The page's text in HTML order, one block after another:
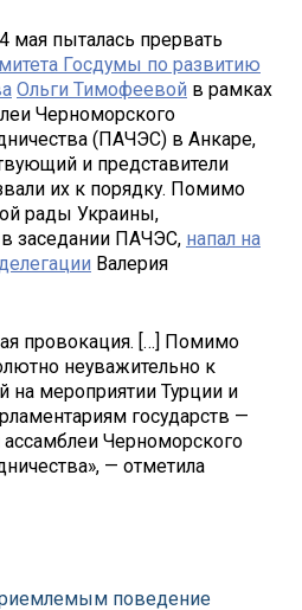
мая пыталась прервать
Госдумы по развитию
Ольги Тимофеевой в рамках
Черноморского
(ПАЧЭС) в Анкаре,
и представители
их к порядку. Помимо
рады Украины,
заседании ПАЧЭС, напал на
Валерия
провокация. […] Помимо
неуважительно к
на мероприятии Турции и
государств —
Черноморского
— отметила
поведение